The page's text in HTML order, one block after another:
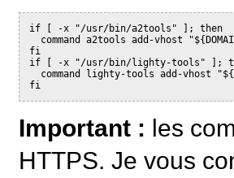
if [ -x "/usr/bin/a2tools" ]; then
command a2tools add-vhost
fi
if [ -x "/usr/bin/lighty-tools" ];
command lighty-tools add-vhost
Important : les
HTTPS. Je vous